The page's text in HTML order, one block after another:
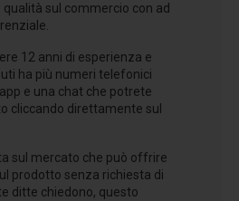
sul commercio con ad
12 anni di esperienza e
ha più numeri telefonici
e una chat che potrete
cliccando direttamente sul
sul mercato che può offrire
prodotto senza richiesta di
ditte chiedono, questo